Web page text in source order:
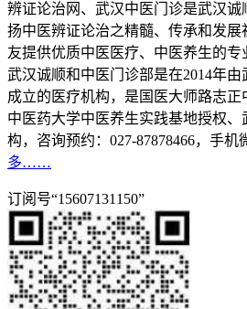
辨证论治网、武汉中医门诊是武汉
扬中医辨证论治之精髓、传承和发展
友提供优质中医医疗、中医养生的专
武汉诚顺和中医门诊部是在2014年
成立的医疗机构，是国医大师路志正
中医药大学中医养生实践基地授权
构，咨询预约：027-87878466，手机
多……
订阅号“15607131150”